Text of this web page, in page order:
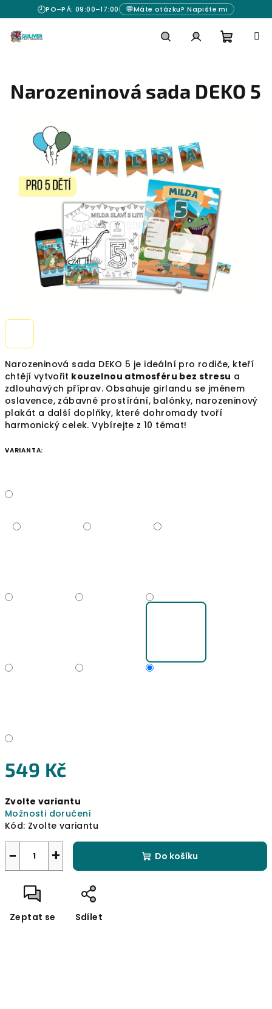
na
obsah
🕘PO–PÁ: 09:00–17:00 💬Máte otázku? Napište mi
košík
Narozeninová sada DEKO 5 je ideální pro rodiče, kteří
chtějí vytvořit kouzelnou atmosféru bez stresu a
zdlouhavých příprav. Obsahuje girlandu se jménem
oslavence, zábavné prostírání, balónky, narozeninový
plakát a další doplňky, které dohromady tvoří
harmonický celek. Vybírejte z 10 témat!
VARIANTA:
549 Kč
cena:
Zvolte variantu
Možnosti doručení
Kód: Zvolte variantu
+
− Do košíku
Zeptat se Sdílet
Narozeninová sada DEKO 5